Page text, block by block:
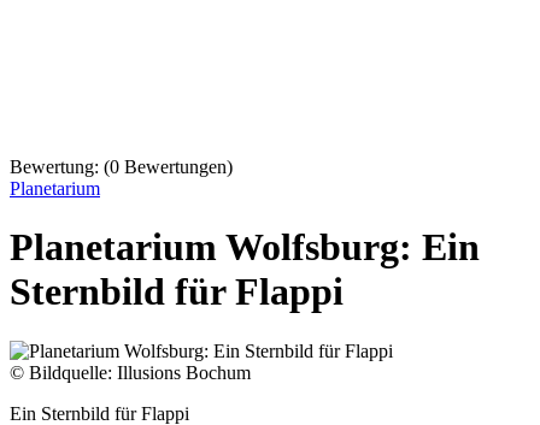
Bewertung: (0 Bewertungen)
Planetarium
Planetarium Wolfsburg: Ein
Sternbild für Flappi
© Bildquelle: Illusions Bochum
Ein Sternbild für Flappi